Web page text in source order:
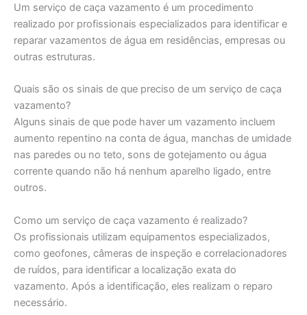
Um serviço de caça vazamento é um procedimento
realizado por profissionais especializados para identificar e
reparar vazamentos de água em residências, empresas ou
outras estruturas.
Quais são os sinais de que preciso de um serviço de caça
vazamento?
Alguns sinais de que pode haver um vazamento incluem
aumento repentino na conta de água, manchas de umidade
nas paredes ou no teto, sons de gotejamento ou água
corrente quando não há nenhum aparelho ligado, entre
outros.
Como um serviço de caça vazamento é realizado?
Os profissionais utilizam equipamentos especializados,
como geofones, câmeras de inspeção e correlacionadores
de ruídos, para identificar a localização exata do
vazamento. Após a identificação, eles realizam o reparo
necessário.